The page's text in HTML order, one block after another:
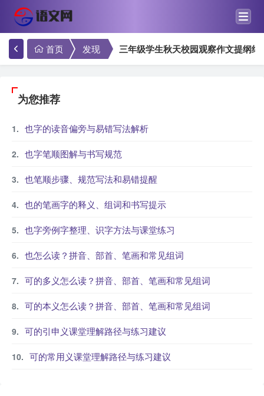
首页 发现 三年级学生秋天校园观察作文提纲结
为您推荐
也字的读音偏旁与易错写法解析
也字笔顺图解与书写规范
也笔顺步骤、规范写法和易错提醒
也的笔画字的释义、组词和书写提示
也字旁例字整理、识字方法与课堂练习
也怎么读？拼音、部首、笔画和常见组词
可的多义怎么读？拼音、部首、笔画和常见组词
可的本义怎么读？拼音、部首、笔画和常见组词
可的引申义课堂理解路径与练习建议
可的常用义课堂理解路径与练习建议